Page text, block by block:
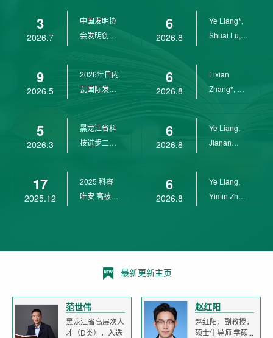
3
2026.7
中国发明协
会发明创业
9
2026.5
2026年日内
瓦国际发明
5
2026.3
黑龙江省科
技进步二等
17
2025.12
2025 科睿
唯安 高被引
6
2026.8
Ye Liang*,
Shuai Lu,
6
2026.8
Lixian
Zhang*, Ye
6
2026.8
Ye Liang,
Jianan
6
2026.8
Ye Liang,
Yimin Zhu,
最新更新主页
范世伟
黑龙江省高层次人
才（D类），入选
赵红阳
赵红阳，副教授，
硕士生导师 学硕...